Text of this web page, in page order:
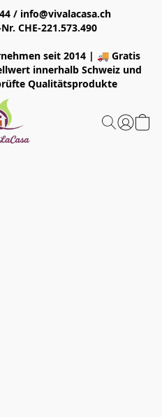
/ info@vivalacasa.ch
CHE-221.573.490
seit 2014 | 🚚 Gratis
innerhalb Schweiz und
Qualitätsprodukte